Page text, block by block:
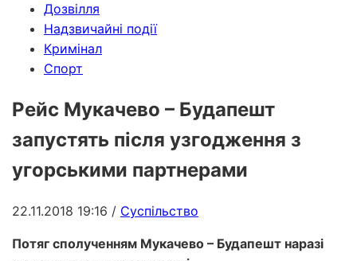
Дозвілля
Надзвичайні події
Кримінал
Спорт
Рейс Мукачево – Будапешт
запустять після узгодження з
угорськими партнерами
22.11.2018 19:16 / Суспільство
Потяг сполученням Мукачево – Будапешт наразі